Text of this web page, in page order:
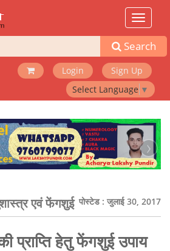
Toggle
Search
Login
Sign Up
Select Language ▼
›
एवं फेंगशुई पोस्टेड : जुलाई 30, 2017
प्राप्ति हेतु फेंगशुई उपाय